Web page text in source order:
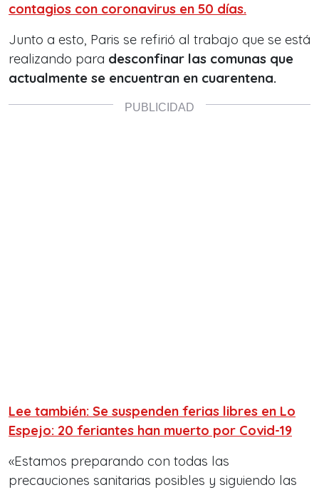
contagios con coronavirus en 50 días.
Junto a esto, Paris se refirió al trabajo que se está
realizando para desconfinar las comunas que
actualmente se encuentran en cuarentena.
Lee también: Se suspenden ferias libres en Lo
Espejo: 20 feriantes han muerto por Covid-19
«Estamos preparando con todas las
precauciones sanitarias posibles y siguiendo las